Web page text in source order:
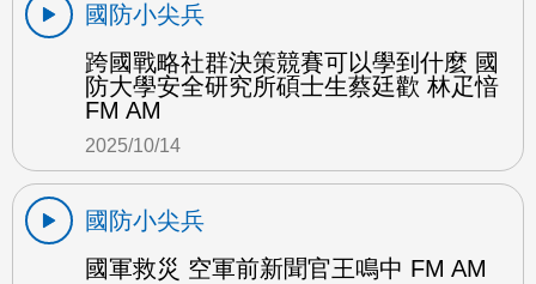
國防小尖兵
跨國戰略社群決策競賽可以學到什麼 國
防大學安全研究所碩士生蔡廷歡 林疋愔
FM AM
2025/10/14
國防小尖兵
國軍救災 空軍前新聞官王鳴中 FM AM